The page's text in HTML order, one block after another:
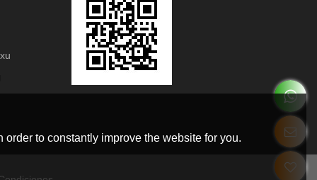
to constantly improve the website for you.